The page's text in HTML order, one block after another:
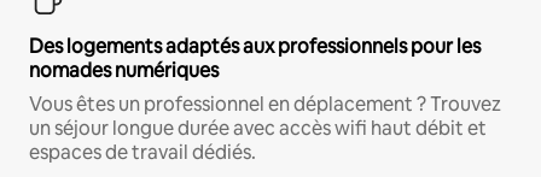
Des logements adaptés aux professionnels pour les
nomades numériques
Vous êtes un professionnel en déplacement ? Trouvez
un séjour longue durée avec accès wifi haut débit et
espaces de travail dédiés.